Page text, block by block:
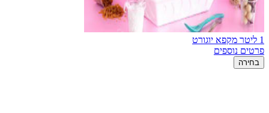
1 ליטר מקפא יוגורט
פרטים נוספים
בחירה